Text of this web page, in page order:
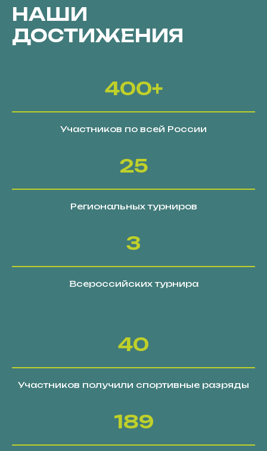
НАШИ
ДОСТИЖЕНИЯ
400+
Участников по всей России
25
Региональных турниров
3
Всероссийских турнира
40
Участников получили спортивные разряды
189